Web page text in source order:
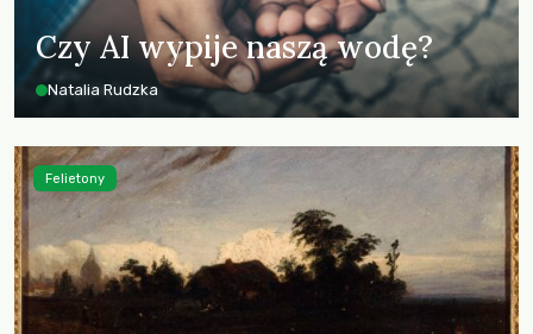
Czy AI wypije naszą wodę?
Natalia Rudzka
Felietony